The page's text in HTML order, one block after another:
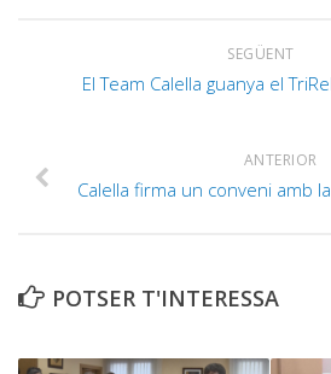
SEGÜENT
El Team Calella guanya el
ANTERIOR
Calella firma un conveni amb
POTSER T'INTERESSA